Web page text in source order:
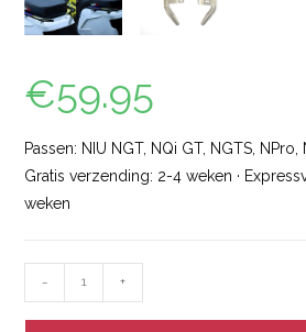
€59.95
Passen: NIU NGT, NQi GT, NGTS, NPro,
Gratis verzending: 2-4 weken ·
weken
- +